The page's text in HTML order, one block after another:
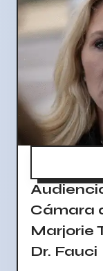
Cámara
Marjorie
Dr. Fauci